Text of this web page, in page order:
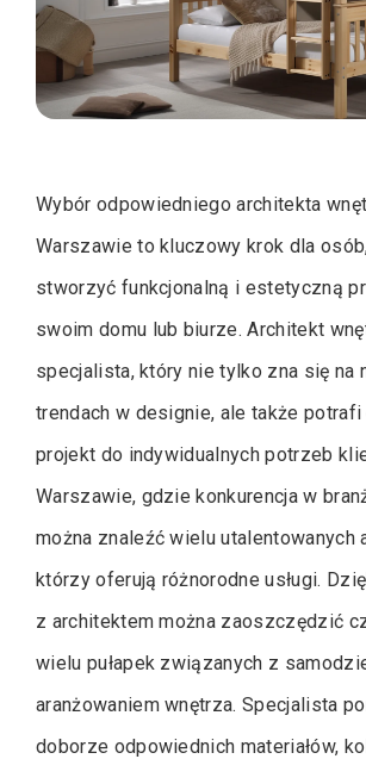
Wybór odpowiedniego architekta
Warszawie to kluczowy krok dla
stworzyć funkcjonalną i estetyczną
swoim domu lub biurze. Architekt
specjalista, który nie tylko zna się na
trendach w designie, ale także
projekt do indywidualnych potrzeb
Warszawie, gdzie konkurencja w
można znaleźć wielu utalentowanych
którzy oferują różnorodne usługi.
z architektem można zaoszczędzić
wielu pułapek związanych z
aranżowaniem wnętrza. Specjalista
doborze odpowiednich materiałów,